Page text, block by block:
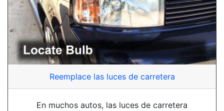
Reemplace las luces de carretera
En muchos autos, las luces de carretera